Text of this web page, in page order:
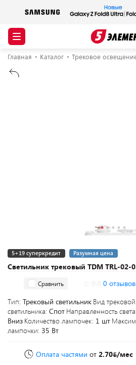
Главная Каталог Трековое
Светильник трековый TDM TRL-02-
5+19 суперкредит Разумная цена
Сравнить 0 отзывов
Тип: Трековый светильник Вид
светильника: Спот Направленность света:
Вниз Количество лампочек: 1 шт
лампочки: 35 Вт
Оплата частями от 2.70 /мес